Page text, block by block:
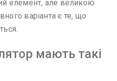
елемент, але великою
варіанта є те, що
мають такі